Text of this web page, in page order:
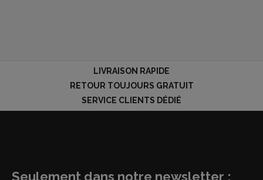
LIVRAISON RAPIDE
RETOUR TOUJOURS GRATUIT
SERVICE CLIENTS DÉDIÉ
Seulement dans notre newsletter :